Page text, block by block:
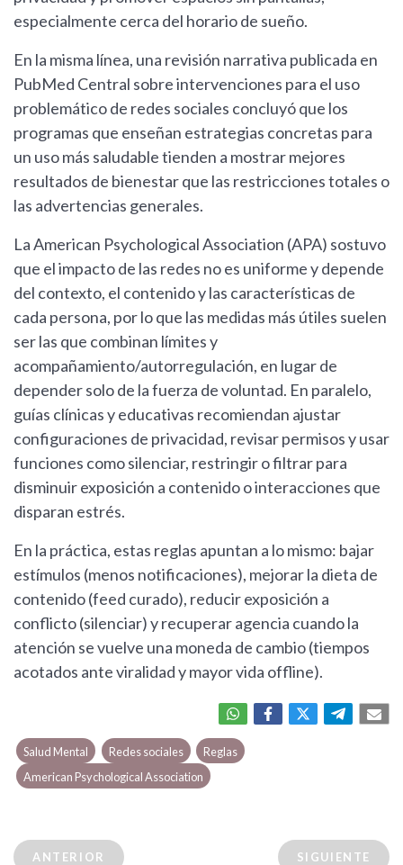
especialmente cerca del horario de sueño.
En la misma línea, una revisión narrativa publicada en
PubMed Central sobre intervenciones para el uso
problemático de redes sociales concluyó que los
programas que enseñan estrategias concretas para
un uso más saludable tienden a mostrar mejores
resultados de bienestar que las restricciones totales o
las advertencias generales.
La American Psychological Association (APA) sostuvo
que el impacto de las redes no es uniforme y depende
del contexto, el contenido y las características de
cada persona, por lo que las medidas más útiles suelen
ser las que combinan límites y
acompañamiento/autorregulación, en lugar de
depender solo de la fuerza de voluntad. En paralelo,
guías clínicas y educativas recomiendan ajustar
configuraciones de privacidad, revisar permisos y usar
funciones como silenciar, restringir o filtrar para
disminuir exposición a contenido o interacciones que
disparan estrés.
En la práctica, estas reglas apuntan a lo mismo: bajar
estímulos (menos notificaciones), mejorar la dieta de
contenido (feed curado), reducir exposición a
conflicto (silenciar) y recuperar agencia cuando la
atención se vuelve una moneda de cambio (tiempos
acotados ante viralidad y mayor vida offline).
Salud Mental Redes sociales
Reglas
American Psychological Association
ANTERIOR SIGUIENTE